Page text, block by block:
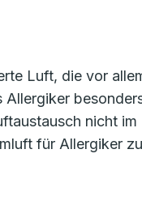
Luft, die vor
nicht
für Allergiker